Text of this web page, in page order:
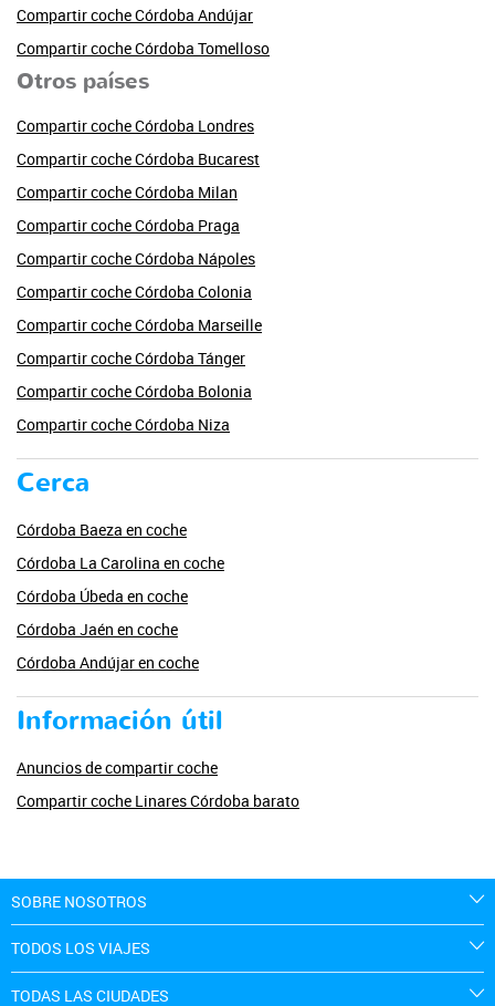
Compartir coche Córdoba Andújar
Compartir coche Córdoba Tomelloso
Otros países
Compartir coche Córdoba Londres
Compartir coche Córdoba Bucarest
Compartir coche Córdoba Milan
Compartir coche Córdoba Praga
Compartir coche Córdoba Nápoles
Compartir coche Córdoba Colonia
Compartir coche Córdoba Marseille
Compartir coche Córdoba Tánger
Compartir coche Córdoba Bolonia
Compartir coche Córdoba Niza
Cerca
Córdoba Baeza en coche
Córdoba La Carolina en coche
Córdoba Úbeda en coche
Córdoba Jaén en coche
Córdoba Andújar en coche
Información útil
Anuncios de compartir coche
Compartir coche Linares Córdoba barato
SOBRE NOSOTROS
TODOS LOS VIAJES
TODAS LAS CIUDADES